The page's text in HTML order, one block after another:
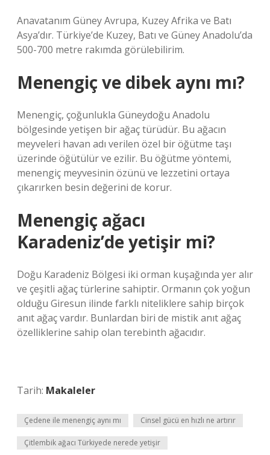
Anavatanım Güney Avrupa, Kuzey Afrika ve Batı
Asya’dır. Türkiye’de Kuzey, Batı ve Güney Anadolu’da
500-700 metre rakımda görülebilirim.
Menengiç ve dibek aynı mı?
Menengiç, çoğunlukla Güneydoğu Anadolu
bölgesinde yetişen bir ağaç türüdür. Bu ağacın
meyveleri havan adı verilen özel bir öğütme taşı
üzerinde öğütülür ve ezilir. Bu öğütme yöntemi,
menengiç meyvesinin özünü ve lezzetini ortaya
çıkarırken besin değerini de korur.
Menengiç ağacı
Karadeniz’de yetişir mi?
Doğu Karadeniz Bölgesi iki orman kuşağında yer alır
ve çeşitli ağaç türlerine sahiptir. Ormanın çok yoğun
olduğu Giresun ilinde farklı niteliklere sahip birçok
anıt ağaç vardır. Bunlardan biri de mistik anıt ağaç
özelliklerine sahip olan terebinth ağacıdır.
Tarih: Makaleler
Çedene ile menengiç aynı mı Cinsel gücü en hızlı ne artırır
Çitlembik ağacı Türkiyede nerede yetişir